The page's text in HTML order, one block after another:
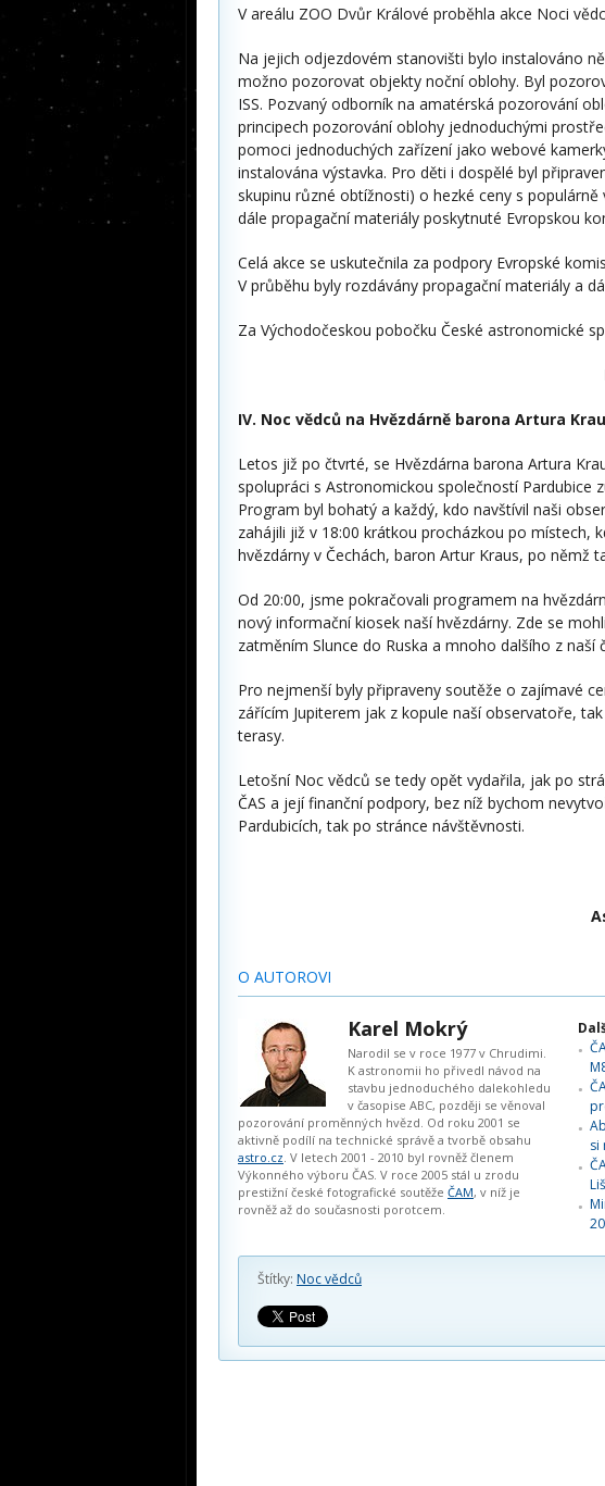
V areálu ZOO Dvůr Králové proběhla akce Noci
Na jejich odjezdovém stanovišti bylo instalováno
možno pozorovat objekty noční oblohy. Byl
ISS. Pozvaný odborník na amatérská pozorování
principech pozorování oblohy jednoduchými
pomoci jednoduchých zařízení jako webové
instalována výstavka. Pro děti i dospělé byl
skupinu různé obtížnosti) o hezké ceny s
dále propagační materiály poskytnuté Evropskou
Celá akce se uskutečnila za podpory Evropské
V průběhu byly rozdávány propagační materiály a
Za Východočeskou pobočku České astronomické
IV. Noc vědců na Hvězdárně barona Artura
Letos již po čtvrté, se Hvězdárna barona Artura
spolupráci s Astronomickou společností Pardubice
Program byl bohatý a každý, kdo navštívil naši
zahájili již v 18:00 krátkou procházkou po místech,
hvězdárny v Čechách, baron Artur Kraus, po němž
Od 20:00, jsme pokračovali programem na
nový informační kiosek naší hvězdárny. Zde se
zatměním Slunce do Ruska a mnoho dalšího z naší
Pro nejmenší byly připraveny soutěže o zajímavé
zářícím Jupiterem jak z kopule naší observatoře,
terasy.
Letošní Noc vědců se tedy opět vydařila, jak po
ČAS a její finanční podpory, bez níž bychom
Pardubicích, tak po stránce návštěvnosti.
O AUTOROVI
Karel Mokrý
Narodil se v roce 1977 v Chrudimi.
K astronomii ho přivedl návod na
stavbu jednoduchého dalekohledu
v časopise ABC, později se věnoval
pozorování proměnných hvězd. Od roku 2001 se
aktivně podílí na technické správě a tvorbě obsahu
astro.cz. V letech 2001 - 2010 byl rovněž členem
Výkonného výboru ČAS. V roce 2005 stál u zrodu
prestižní české fotografické soutěže ČAM, v níž je
rovněž až do současnosti porotcem.
si
Štítky: Noc vědců